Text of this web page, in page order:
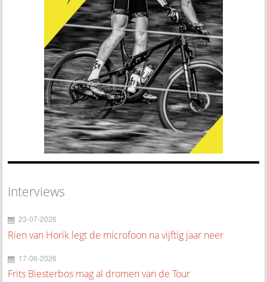
Interviews
23-07-2026
Rien van Horik legt de microfoon na vijftig jaar neer
17-06-2026
Frits Biesterbos mag al dromen van de Tour